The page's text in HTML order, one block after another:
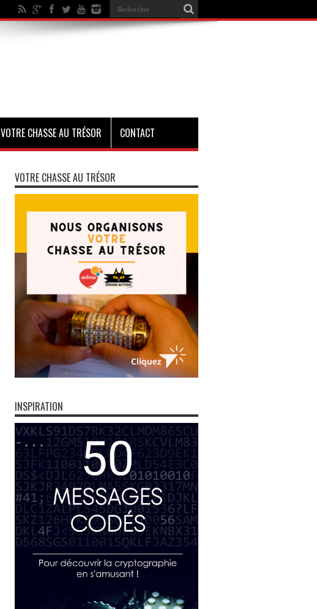
VOTRE CHASSE AU TRÉSOR CONTACT
VOTRE CHASSE AU TRÉSOR
INSPIRATION